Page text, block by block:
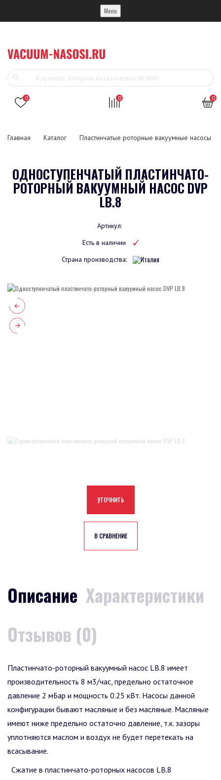
Menu
0 0 0
Главная Каталог Пластинчатые роторные вакуумные насосы
ОДНОСТУПЕНЧАТЫЙ ПЛАСТИНЧАТО-
РОТОРНЫЙ ВАКУУМНЫЙ НАСОС DVP
LB.8
Артикул:
Есть в наличии
Страна производства:
УТОЧНИТЬ
В СРАВНЕНИЕ
Описание Характеристики
Отзывов (0)
Пластинчато-роторный вакуумный насос LB.8 имеет
производительность 8 м3/час, предельно остаточное
давление 2 мБар и мощность 0.25 кВт. Насосы данной
конфигурации бывают масляные и без масляные. Масляные
имеют ниже предельно остаточно давление, т.к. зазоры
уплотняются маслом и воздух не будет перетекать на
всасывание.
Сжатие в пластинчато-роторных насосов LB.8